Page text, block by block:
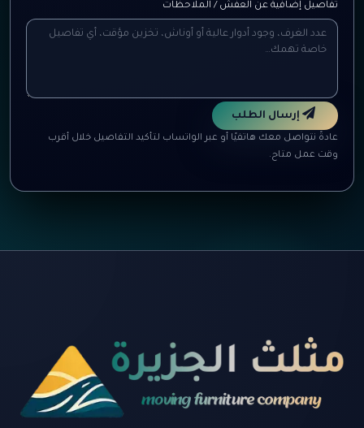
تفاصيل إضافية عن العفش / الملاحظات
عادةً نتواصل معك هاتفيًا أو عبر الواتساب لتأكيد التفاصيل خلال أقرب
وقت عمل متاح.